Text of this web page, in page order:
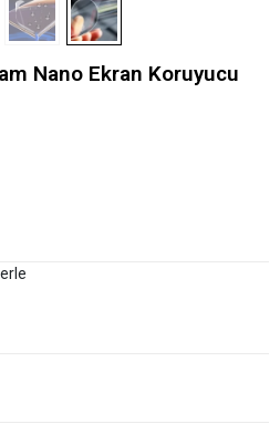
Nano Ekran Koruyucu